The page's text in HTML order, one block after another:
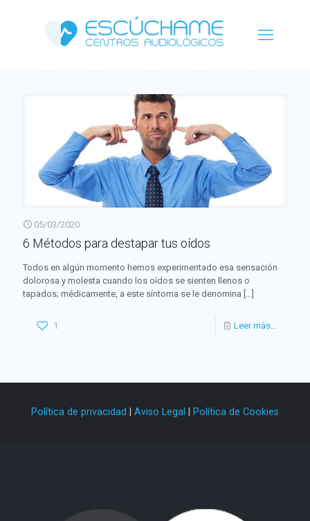
05/03/2020
6 Métodos para destapar tus oídos
Todos en algún momento hemos experimentado esa sensación
dolorosa y molesta cuando los oídos se sienten llenos o
tapados; médicamente, a este síntoma se le denomina […]
1 Leer más...
Política de privacidad | Aviso Legal | Política de Cookies